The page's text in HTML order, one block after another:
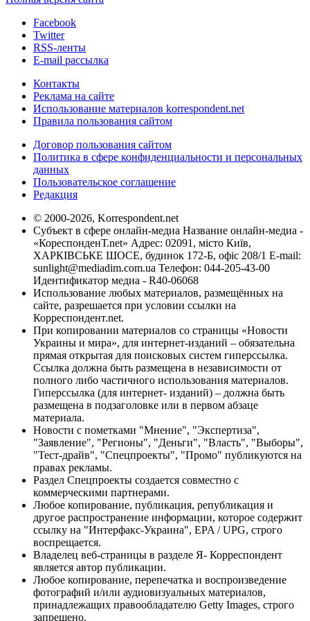
Facebook
Twitter
RSS-ленты
E-mail рассылка
Контакты
Реклама на сайте
Использование материалов korrespondent.net
Правила пользования сайтом
Договор пользования сайтом
Политика в сфере конфиденциальности и персональных
данных
Пользовательское соглашение
Редакция
© 2000-2026, Korrespondent.net
Субъект в сфере онлайн-медиа Название онлайн-медиа -
«КореспонденТ.net» Адрес: 02091, місто Київ,
ХАРКІВСЬКЕ ШОСЕ, будинок 172-Б, офіс 208/1 E-mail:
sunlight@mediadim.com.ua Телефон: 044-205-43-00
Идентификатор медиа - R40-06068
Использование любых материалов, размещённых на
сайте, разрешается при условии ссылки на
Корреспондент.net.
При копировании материалов со страницы «Новости
Украины и мира», для интернет-изданий – обязательна
прямая открытая для поисковых систем гиперссылка.
Ссылка должна быть размещена в независимости от
полного либо частичного использования материалов.
Гиперссылка (для интернет- изданий) – должна быть
размещена в подзаголовке или в первом абзаце
материала.
Новости с пометками "Мнение", "Экспертиза",
"Заявление", "Регионы", "Деньги", "Власть", "Выборы",
"Тест-драйв", "Спецпроекты", "Промо" публикуются на
правах рекламы.
Раздел Спецпроекты создается совместно с
коммерческими партнерами.
Любое копирование, публикация, републикация и
другое распространение информации, которое содержит
ссылку на "Интерфакс-Украина", EPA / UPG, строго
воспрещается.
Владелец веб-страницы в разделе Я- Корреспондент
является автор публикации.
Любое копирование, перепечатка и воспроизведение
фотографий и/или аудиовизуальных материалов,
принадлежащих правообладателю Getty Images, строго
запрещено.